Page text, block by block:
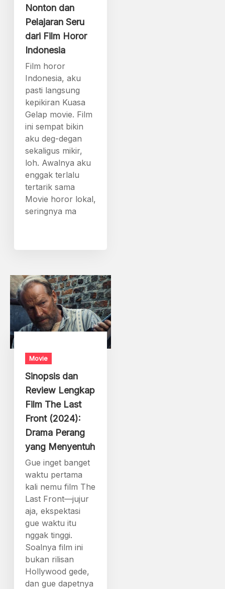
Nonton dan
Pelajaran Seru
dari Film Horor
Indonesia
Film horor
Indonesia, aku
pasti langsung
kepikiran Kuasa
Gelap movie. Film
ini sempat bikin
aku deg-degan
sekaligus mikir,
loh. Awalnya aku
enggak terlalu
tertarik sama
Movie horor lokal,
seringnya ma
Movie
Sinopsis dan
Review Lengkap
Film The Last
Front (2024):
Drama Perang
yang Menyentuh
Gue inget banget
waktu pertama
kali nemu film The
Last Front—jujur
aja, ekspektasi
gue waktu itu
nggak tinggi.
Soalnya film ini
bukan rilisan
Hollywood gede,
dan gue dapetnya